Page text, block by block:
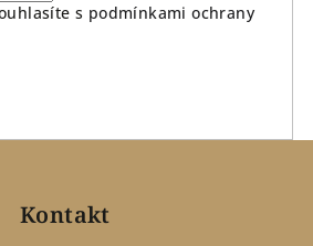
s podmínkami ochrany
Kontakt